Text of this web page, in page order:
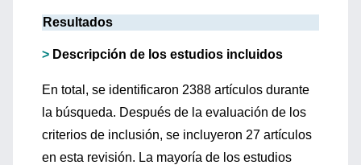
Resultados
> Descripción de los estudios incluidos
En total, se identificaron 2388 artículos durante
la búsqueda. Después de la evaluación de los
criterios de inclusión, se incluyeron 27 artículos
en esta revisión. La mayoría de los estudios